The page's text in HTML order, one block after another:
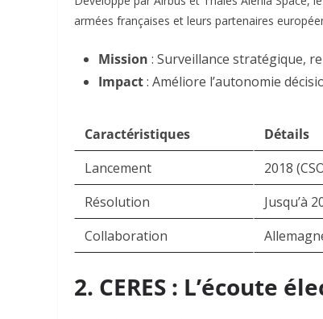
armées françaises et leurs partenaires
Mission : Surveillance stratégique,
Impact: Améliore l’autonomie
Caractéristiques
Détails
Lancement
2018
Résolution
Jusqu’à
Collaboration
2. CERES : L’écoute